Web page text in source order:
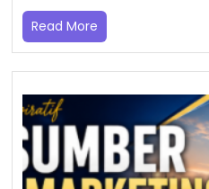
Read More